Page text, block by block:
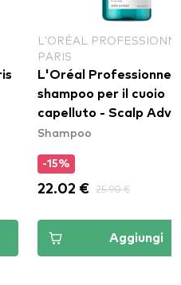
L'ORÉAL
PARIS
L'Oréal Professionnel
shampoo per il cuoio
capelluto - Scalp
Anti-Oiliness Dermo-
Shampoo
-15%
22.02 € 25.90 €
Aggiungi